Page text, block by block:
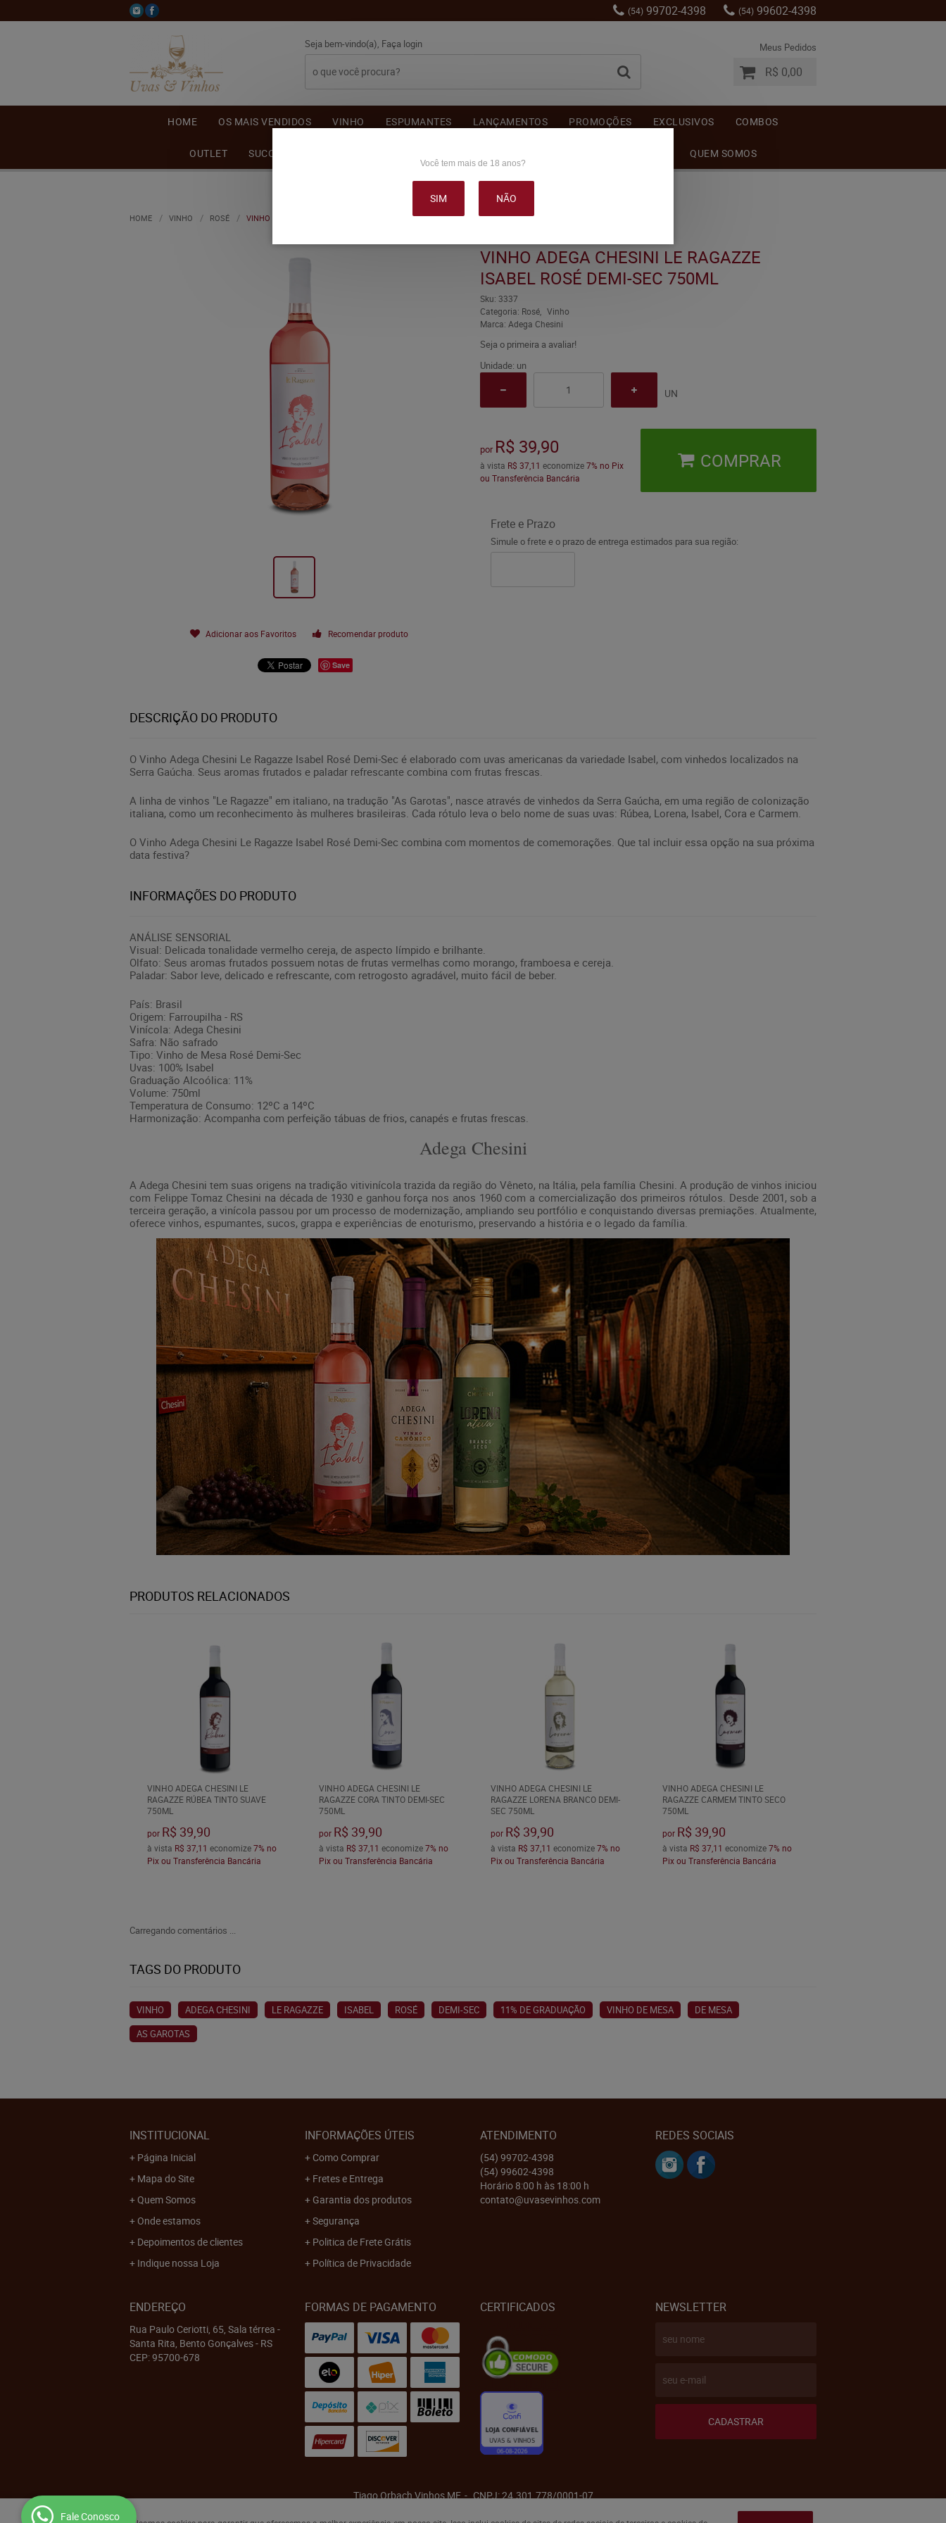
(54) 99702-4398 (54) 99602-4398
Seja bem-vindo(a), Faça login Meus Pedidos
R$ 0,00
HOME OS MAIS VENDIDOS VINHO ESPUMANTES LANÇAMENTOS PROMOÇÕES EXCLUSIVOS COMBOS
OUTLET SUCO DE UVA QUEM SOMOS
HOME VINHO ROSÉ VINHO ADEGA CHESINI LE RAGAZZE ISABEL ROSÉ DEMI-SEC 750ML
Adicionar aos Favoritos Recomendar produto
Save
VINHO ADEGA CHESINI LE RAGAZZE
ISABEL ROSÉ DEMI-SEC 750ML
Sku: 3337
Categoria: Rosé
Vinho
Marca: Adega Chesini
Seja o primeira a avaliar!
Unidade: un
UN
por R$ 39,90
à vista R$ 37,11 economize7% no Pix
ou Transferência Bancária
COMPRAR
Frete e Prazo
Simule o frete e o prazo de entrega estimados para sua região:
DESCRIÇÃO DO PRODUTO
O Vinho Adega Chesini Le Ragazze Isabel Rosé Demi-Sec é elaborado com uvas americanas da variedade Isabel, com vinhedos localizados na
Serra Gaúcha. Seus aromas frutados e paladar refrescante combina com frutas frescas.
A linha de vinhos "Le Ragazze" em italiano, na tradução "As Garotas", nasce através de vinhedos da Serra Gaúcha, em uma região de colonização
italiana, como um reconhecimento às mulheres brasileiras. Cada rótulo leva o belo nome de suas uvas: Rúbea, Lorena, Isabel, Cora e Carmem.
O Vinho Adega Chesini Le Ragazze Isabel Rosé Demi-Sec combina com momentos de comemorações. Que tal incluir essa opção na sua próxima
data festiva?
INFORMAÇÕES DO PRODUTO
ANÁLISE SENSORIAL
Visual: Delicada tonalidade vermelho cereja, de aspecto límpido e brilhante.
Olfato: Seus aromas frutados possuem notas de frutas vermelhas como morango, framboesa e cereja.
Paladar: Sabor leve, delicado e refrescante, com retrogosto agradável, muito fácil de beber.
País: Brasil
Origem: Farroupilha - RS
Vinícola: Adega Chesini
Safra: Não safrado
Tipo: Vinho de Mesa Rosé Demi-Sec
Uvas: 100% Isabel
Graduação Alcoólica: 11%
Volume: 750ml
Temperatura de Consumo: 12ºC a 14ºC
Harmonização: Acompanha com perfeição tábuas de frios, canapés e frutas frescas.
Adega Chesini
A Adega Chesini tem suas origens na tradição vitivinícola trazida da região do Vêneto, na Itália, pela família Chesini. A produção de vinhos iniciou
com Felippe Tomaz Chesini na década de 1930 e ganhou força nos anos 1960 com a comercialização dos primeiros rótulos. Desde 2001, sob a
terceira geração, a vinícola passou por um processo de modernização, ampliando seu portfólio e conquistando diversas premiações. Atualmente,
oferece vinhos, espumantes, sucos, grappa e experiências de enoturismo, preservando a história e o legado da família.
PRODUTOS RELACIONADOS
VINHO ADEGA CHESINI LE
RAGAZZE RÚBEA TINTO SUAVE
750ML
por R$ 39,90
à vista R$ 37,11 economize7% no
Pix ou Transferência Bancária
VINHO ADEGA CHESINI LE
RAGAZZE CORA TINTO DEMI-SEC
750ML
por R$ 39,90
à vista R$ 37,11 economize7% no
Pix ou Transferência Bancária
VINHO ADEGA CHESINI LE
RAGAZZE LORENA BRANCO DEMI-
SEC 750ML
por R$ 39,90
à vista R$ 37,11 economize7% no
Pix ou Transferência Bancária
VINHO ADEGA CHESINI LE
RAGAZZE CARMEM TINTO SECO
750ML
por R$ 39,90
à vista R$ 37,11 economize7% no
Pix ou Transferência Bancária
Carregando comentários ...
TAGS DO PRODUTO
VINHO ADEGA CHESINI LE RAGAZZE ISABEL ROSÉ DEMI-SEC 11% DE GRADUAÇÃO VINHO DE MESA
DE MESA
AS GAROTAS
INSTITUCIONAL
Página Inicial
Mapa do Site
Quem Somos
Onde estamos
Depoimentos de clientes
Indique nossa Loja
INFORMAÇÕES ÚTEIS
Como Comprar
Fretes e Entrega
Garantia dos produtos
Segurança
Politica de Frete Grátis
Política de Privacidade
ATENDIMENTO
(54) 99702-4398
(54) 99602-4398
Horário 8:00 h às 18:00 h
contato@uvasevinhos.com
REDES SOCIAIS
ENDEREÇO
Rua Paulo Ceriotti, 65, Sala térrea -
Santa Rita, Bento Gonçalves- RS
CEP: 95700-678
FORMAS DE PAGAMENTO CERTIFICADOS NEWSLETTER
CADASTRAR
Tiago Orbach Vinhos ME CNPJ: 24.301.778/0001-07
Você tem mais de 18 anos?
SIM NÃO
Fale Conosco